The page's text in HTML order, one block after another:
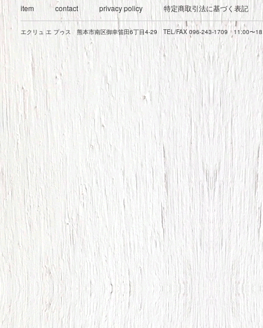
item contact privacy policy 特定商取引法に基づく表記
エクリュ エ プゥス 熊本市南区御幸笛田6丁目4-29 TEL/FAX 096-243-1709 11:00〜